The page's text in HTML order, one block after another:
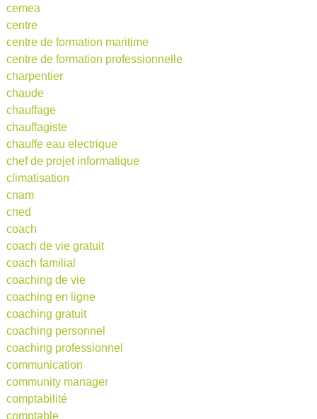
cemea
centre
centre de formation maritime
centre de formation professionnelle
charpentier
chaude
chauffage
chauffagiste
chauffe eau electrique
chef de projet informatique
climatisation
cnam
cned
coach
coach de vie gratuit
coach familial
coaching de vie
coaching en ligne
coaching gratuit
coaching personnel
coaching professionnel
communication
community manager
comptabilité
comptable